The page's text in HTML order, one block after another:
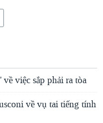
việc sắp phải ra tòa
về vụ tai tiếng tính